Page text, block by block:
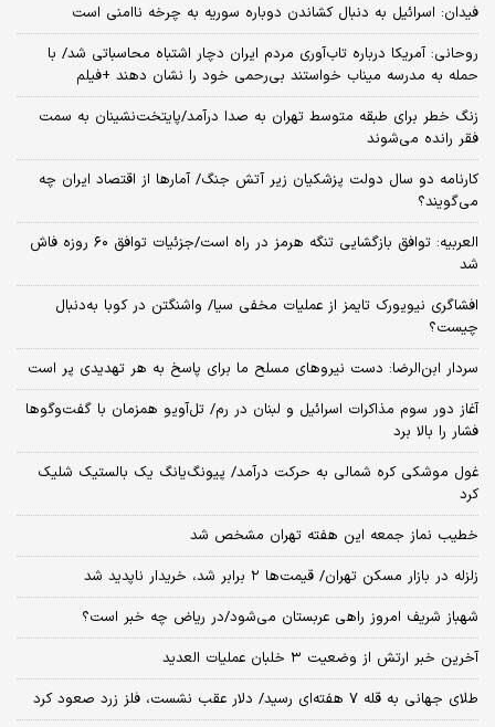
فیدان: اسرائیل به دنبال کشاندن دوباره سوریه به چرخه ناامنی است
روحانی: آمریکا درباره تاب‌آوری مردم ایران دچار اشتباه محاسباتی شد/ با
حمله به مدرسه میناب خواستند بی‌رحمی خود را نشان دهند +فیلم
زنگ خطر برای طبقه متوسط تهران به صدا درآمد/پایتخت‌نشینان به سمت
فقر رانده می‌شوند
کارنامه دو سال دولت پزشکیان زیر آتش جنگ/ آمارها از اقتصاد ایران چه
می‌گویند؟
العربیه: توافق بازگشایی تنگه هرمز در راه است/جزئیات توافق ۶۰ روزه فاش
شد
افشاگری نیویورک تایمز از عملیات مخفی سیا/ واشنگتن در کوبا به‌دنبال
چیست؟
سردار ابن‌الرضا: دست نیروهای مسلح ما برای پاسخ به هر تهدیدی پر است
آغاز دور سوم مذاکرات اسرائیل و لبنان در رم/ تل‌آویو همزمان با گفت‌وگوها
فشار را بالا برد
غول موشکی کره شمالی به حرکت درآمد/ پیونگ‌یانگ یک بالستیک شلیک
کرد
خطیب نماز جمعه این هفته تهران مشخص شد
زلزله در بازار مسکن تهران/ قیمت‌ها ۲ برابر شد، خریدار ناپدید شد
شهباز شریف امروز راهی عربستان می‌شود/در ریاض چه خبر است؟
آخرین خبر ارتش از وضعیت ۳ خلبان عملیات العدید
طلای جهانی به قله ۷ هفته‌ای رسید/ دلار عقب نشست، فلز زرد صعود کرد